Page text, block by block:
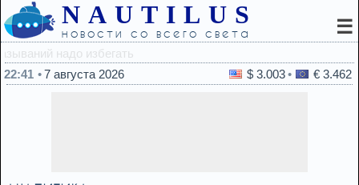
NAUTILUS
новости со всего света ☰
22:41
7 августа 2026 $ 3.003 € 3.462